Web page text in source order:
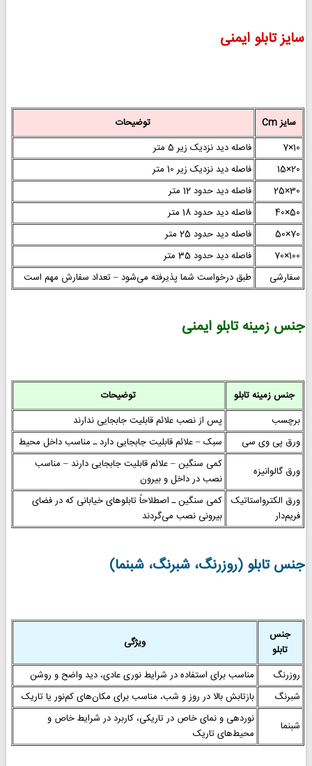
سایز تابلو ایمنی
سایز Cm
توضیحات
10×7
فاصله دید نزدیک زیر 5 متر
20×15
فاصله دید نزدیک زیر 10 متر
30×25
فاصله دید حدود 12 متر
50×40
فاصله دید حدود 18 متر
70×50
فاصله دید حدود 25 متر
100×70
فاصله دید حدود 35 متر
سفارشی
طبق درخواست شما پذیرفته می‌شود – تعداد سفارش مهم است
جنس زمینه تابلو ایمنی
جنس زمینه تابلو
توضیحات
برچسب
پس از نصب علائم قابلیت جابجایی ندارند
ورق پی وی سی
سبک – علائم قابلیت جابجایی دارد ـ مناسب داخل محیط
ورق گالوانیزه
کمی سنگین – علائم قابلیت جابجایی دارند – مناسب
نصب در داخل و بیرون
ورق الکترواستاتیک
فریم‌دار
کمی سنگین ـ اصطلاحاً تابلوهای خیابانی که در فضای
بیرونی نصب می‌گردند
جنس تابلو (روزرنگ، شبرنگ، شبنما)
جنس
تابلو
ویژگی
روزرنگ
مناسب برای استفاده در شرایط نوری عادی، دید واضح و روشن
شبرنگ
بازتابش بالا در روز و شب، مناسب برای مکان‌های کم‌نور یا تاریک
شبنما
نوردهی و نمای خاص در تاریکی، کاربرد در شرایط خاص و
محیط‌های تاریک